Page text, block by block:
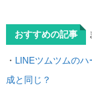
おすすめの記事
・ LINEツムツムの
成と同じ？